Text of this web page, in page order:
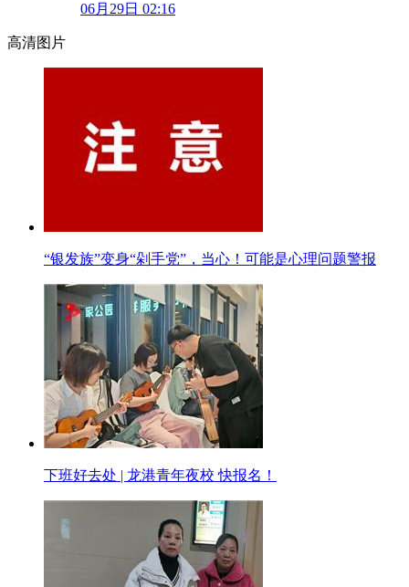
06月29日 02:16
高清图片
“银发族”变身“剁手党”，当心！可能是心理问题警报
下班好去处 | 龙港青年夜校 快报名！